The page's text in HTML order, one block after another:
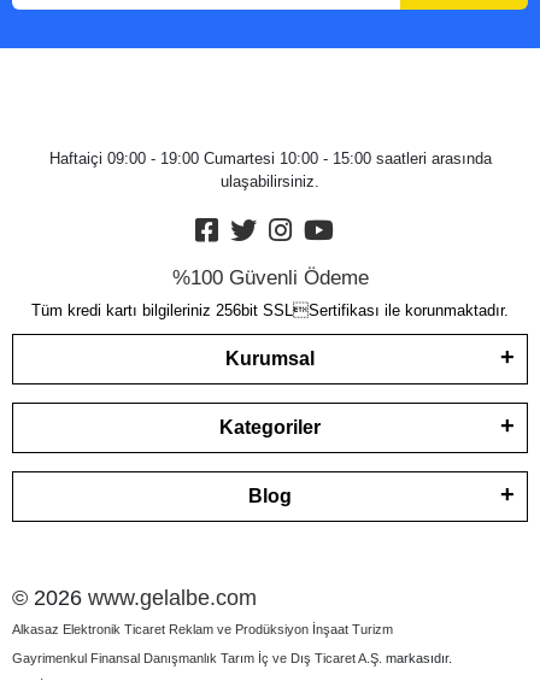
Haftaiçi 09:00 - 19:00 Cumartesi 10:00 - 15:00 saatleri arasında
ulaşabilirsiniz.
%100 Güvenli Ödeme
Tüm kredi kartı bilgileriniz 256bit SSLSertifikası ile korunmaktadır.
Kurumsal
Kategoriler
Blog
© 2026 www.gelalbe.com
Alkasaz Elektronik Ticaret Reklam ve Prodüksiyon İnşaat Turizm
Gayrimenkul Finansal Danışmanlık Tarım İç ve Dış Ticaret A.Ş. markasıdır.